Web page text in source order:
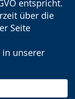
entspricht.
über die
Seite
unserer